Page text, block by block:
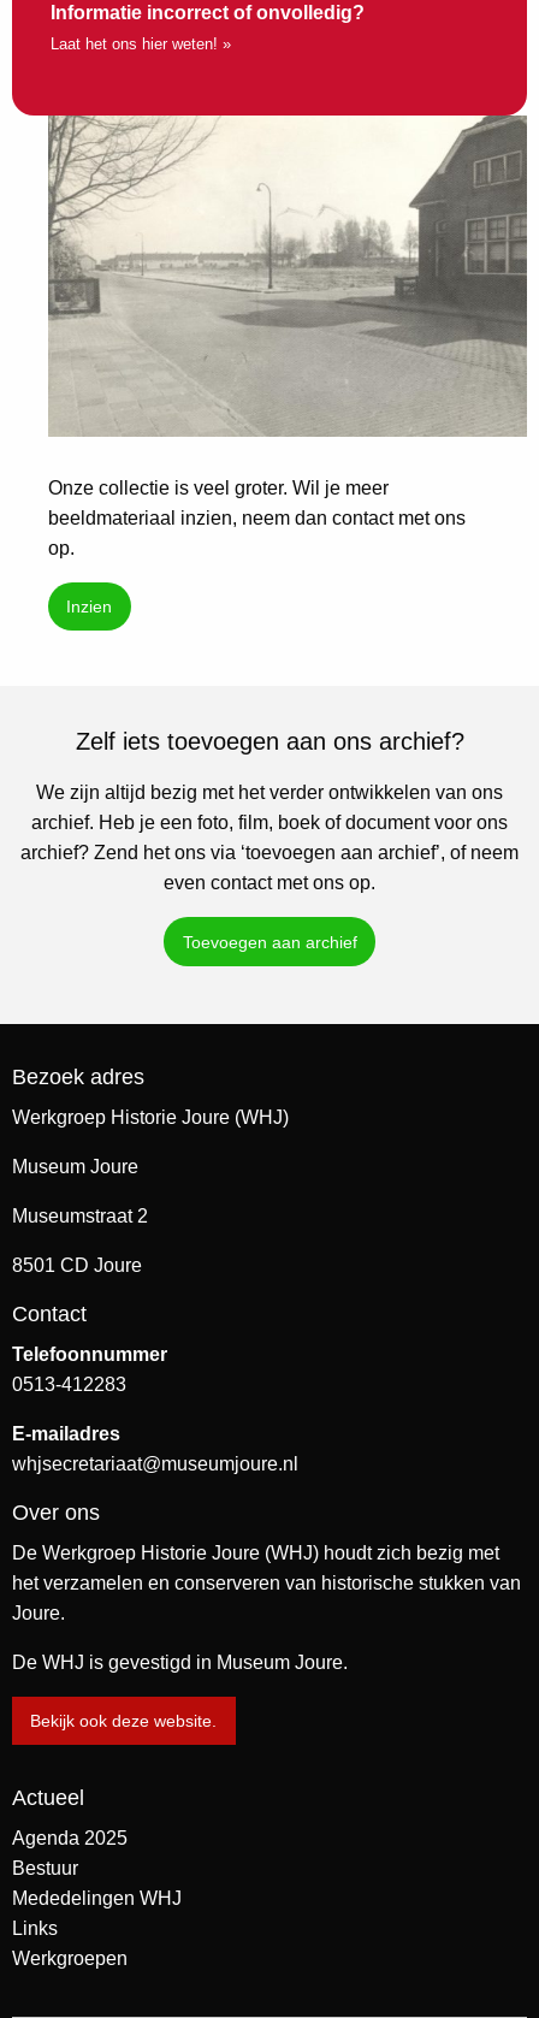
Informatie incorrect of onvolledig?
Laat het ons hier weten! »
Onze collectie is veel groter. Wil je meer
beeldmateriaal inzien, neem dan contact met ons
op.
Inzien
Zelf iets toevoegen aan ons archief?
We zijn altijd bezig met het verder ontwikkelen van ons
archief. Heb je een foto, film, boek of document voor ons
archief? Zend het ons via ‘toevoegen aan archief’, of neem
even contact met ons op.
Toevoegen aan archief
Bezoek adres
Werkgroep Historie Joure (WHJ)
Museum Joure
Museumstraat 2
8501 CD Joure
Contact
Telefoonnummer
0513-412283
E-mailadres
whjsecretariaat@museumjoure.nl
Over ons
De Werkgroep Historie Joure (WHJ) houdt zich bezig met
het verzamelen en conserveren van historische stukken van
Joure.
De WHJ is gevestigd in Museum Joure.
Bekijk ook deze website.
Actueel
Agenda 2025
Bestuur
Mededelingen WHJ
Links
Werkgroepen